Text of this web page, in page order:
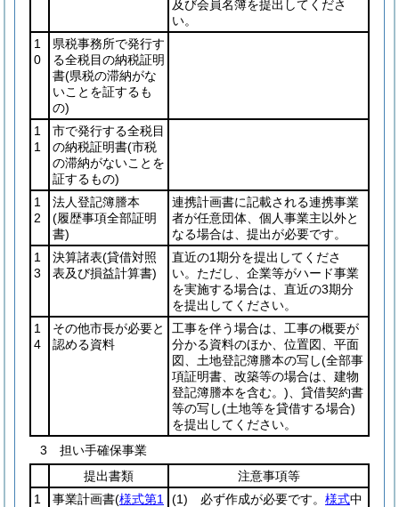
及び会員名簿を提出してくださ
い。
1
0
県税事務所で発行す
る全税目の納税証明
書(県税の滞納がな
いことを証するも
の)
1
1
市で発行する全税目
の納税証明書(市税
の滞納がないことを
証するもの)
1
2
法人登記簿謄本
(履歴事項全部証明
書)
連携計画書に記載される連携事業
者が任意団体、個人事業主以外と
なる場合は、提出が必要です。
1
3
決算諸表(貸借対照
表及び損益計算書)
直近の1期分を提出してくださ
い。ただし、企業等がハード事業
を実施する場合は、直近の3期分
を提出してください。
1
4
その他市長が必要と
認める資料
工事を伴う場合は、工事の概要が
分かる資料のほか、位置図、平面
図、土地登記簿謄本の写し(全部事
項証明書、改築等の場合は、建物
登記簿謄本を含む。) 、貸借契約書
等の写し(土地等を貸借する場合)
を提出してください。
3 担い手確保事業
提出書類
注意事項等
1
事業計画書(様式第1
(1) 必ず作成が必要です。 様式中